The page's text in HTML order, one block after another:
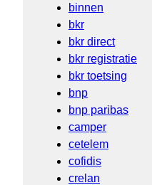
binnen
bkr
bkr direct
bkr registratie
bkr toetsing
bnp
bnp paribas
camper
cetelem
cofidis
crelan